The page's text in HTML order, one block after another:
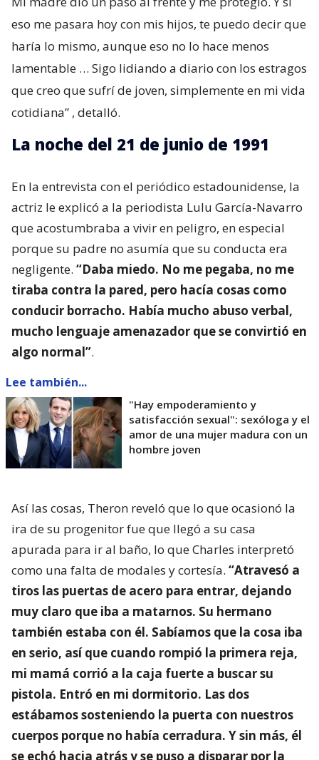
eso me pasara hoy con mis hijos, te puedo decir que
haría lo mismo, aunque eso no lo hace menos
lamentable … Sigo lidiando a diario con los estragos
que creo que sufrí de joven, simplemente en mi vida
cotidiana” , detalló.
La noche del 21 de junio de 1991
En la entrevista con el periódico estadounidense, la
actriz le explicó a la periodista Lulu García-Navarro
que acostumbraba a vivir en peligro, en especial
porque su padre no asumía que su conducta era
negligente. “Daba miedo. No me pegaba, no me
tiraba contra la pared, pero hacía cosas como
conducir borracho. Había mucho abuso verbal,
mucho lenguaje amenazador que se convirtió en
algo normal”.
Lee también...
"Hay empoderamiento y
satisfacción sexual": sexóloga y el
amor de una mujer madura con un
hombre joven
Así las cosas, Theron reveló que lo que ocasionó la
ira de su progenitor fue que llegó a su casa
apurada para ir al baño, lo que Charles interpretó
como una falta de modales y cortesía. “Atravesó a
tiros las puertas de acero para entrar, dejando
muy claro que iba a matarnos. Su hermano
también estaba con él. Sabíamos que la cosa iba
en serio, así que cuando rompió la primera reja,
mi mamá corrió a la caja fuerte a buscar su
pistola. Entró en mi dormitorio. Las dos
estábamos sosteniendo la puerta con nuestros
cuerpos porque no había cerradura. Y sin más, él
se echó hacia atrás y se puso a disparar por la